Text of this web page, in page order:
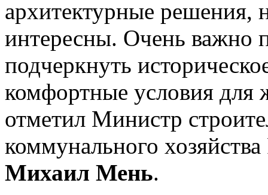
архитектурные решения,
интересны. Очень важно
подчеркнуть
комфортные условия для
отметил Министр
коммунального
Михаил Мень.